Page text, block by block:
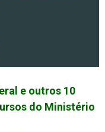
e outros 10
do Ministério